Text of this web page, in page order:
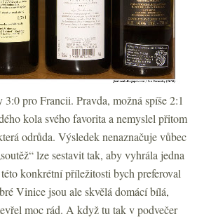
pro Francii. Pravda, možná spíše 2:1
kola svého favorita a nemyslel přitom
odrůda. Výsledek nenaznačuje vůbec
lze sestavit tak, aby vyhrála jedna
konkrétní příležitosti bych preferoval
Vinice jsou ale skvělá domácí bílá,
moc rád. A když tu tak v podvečer